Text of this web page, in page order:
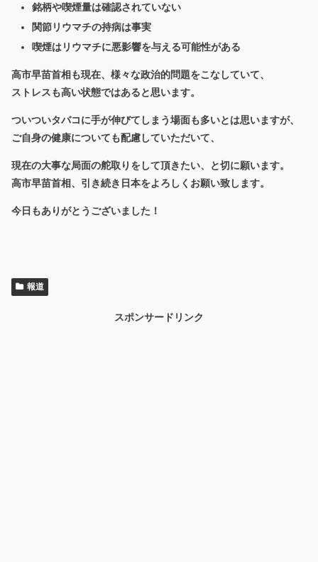
銘柄や喫煙量は確認されていない
関節リウマチの持病は事実
喫煙はリウマチに悪影響を与える可能性がある
高市早苗首相も現在、様々な政治的問題をこなしていて、
ストレスも高い状態ではあると思います。
ついついタバコに手が伸びてしまう場面も多いとは思いますが、
ご自身の健康についても配慮していただいて、
現在の大事な局面の舵取りをして頂きたい、と切に願います。
高市早苗首相、引き続き日本をよろしくお願い致します。
今日もありがとうございました！
報道
スポンサードリンク